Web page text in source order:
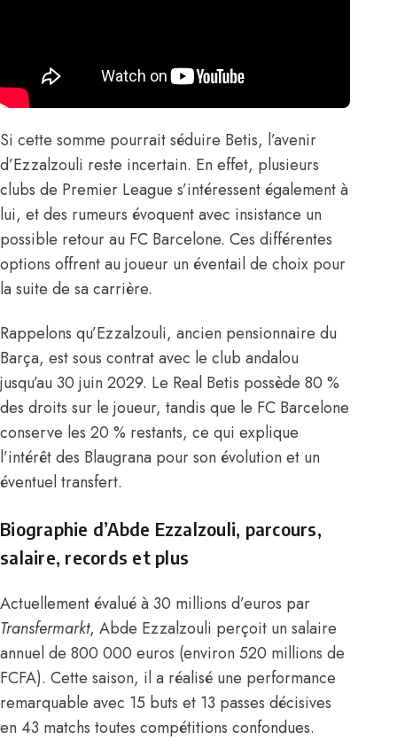
Si cette somme pourrait séduire Betis, l’avenir
d’Ezzalzouli reste incertain. En effet, plusieurs
clubs de Premier League s’intéressent également à
lui, et des rumeurs évoquent avec insistance un
possible retour au FC Barcelone. Ces différentes
options offrent au joueur un éventail de choix pour
la suite de sa carrière.
Rappelons qu’Ezzalzouli, ancien pensionnaire du
Barça, est sous contrat avec le club andalou
jusqu’au 30 juin 2029. Le Real Betis possède 80 %
des droits sur le joueur, tandis que le FC Barcelone
conserve les 20 % restants, ce qui explique
l’intérêt des Blaugrana pour son évolution et un
éventuel transfert.
Biographie d’Abde Ezzalzouli, parcours,
salaire, records et plus
Actuellement évalué à 30 millions d’euros par
Transfermarkt, Abde Ezzalzouli perçoit un salaire
annuel de 800 000 euros (environ 520 millions de
FCFA). Cette saison, il a réalisé une performance
remarquable avec 15 buts et 13 passes décisives
en 43 matchs toutes compétitions confondues.